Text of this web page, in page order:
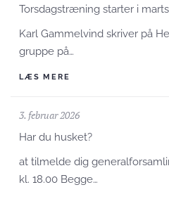
Torsdagstræning starter i marts
Karl Gammelvind skriver på
gruppe på…
LÆS MERE
3. februar 2026
Har du husket?
at tilmelde dig
kl. 18.00 Begge…